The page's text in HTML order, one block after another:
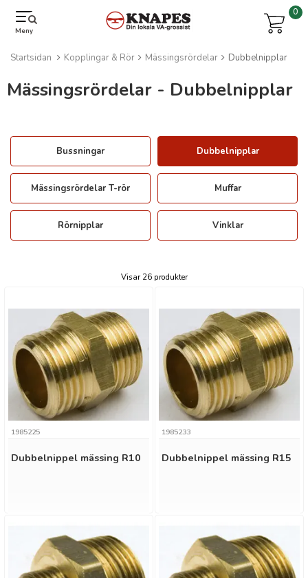
Meny
0
Startsidan Kopplingar & Rör Mässingsrördelar Dubbelnipplar
Mässingsrördelar - Dubbelnipplar
Bussningar Dubbelnipplar
Mässingsrördelar T-rör Muffar
Rörnipplar Vinklar
Visar 26 produkter
Dubbelnippel mässing R10
1985225
Dubbelnippel mässing R15
1985233